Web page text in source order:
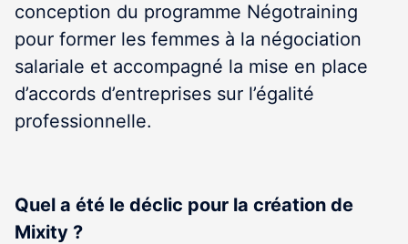
conception du programme Négotraining
pour former les femmes à la négociation
salariale et accompagné la mise en place
d’accords d’entreprises sur l’égalité
professionnelle.
Quel a été le déclic pour la création de
Mixity ?